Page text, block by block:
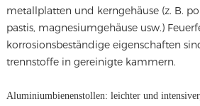
metallplatten und kerngehäuse (z. B.
pastis, magnesiumgehäuse usw.)
korrosionsbeständige eigenschaften
trennstoffe in gereinigte kammern.
Aluminiumbienenstollen: leichter und